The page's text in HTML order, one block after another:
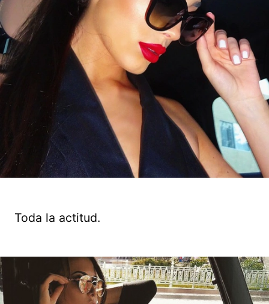
Toda la actitud.